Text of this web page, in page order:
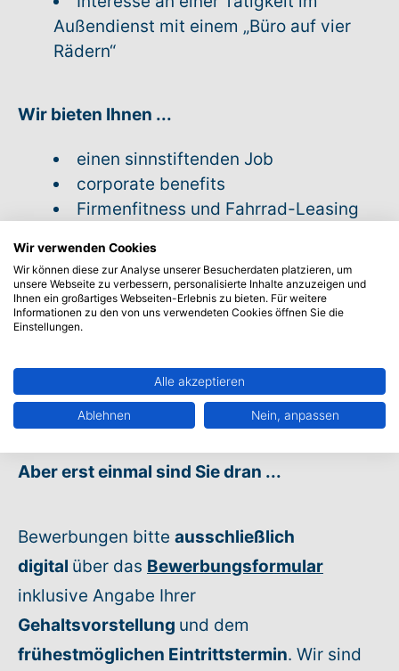
Außendienst mit einem „Büro auf vier
Rädern“
Wir bieten Ihnen ...
einen sinnstiftenden Job
corporate benefits
Firmenfitness und Fahrrad-Leasing
betriebliche Altersvorsorge
betriebliche Feiertage an Heiligabend
und Silvester
Wertschätzung, Transparenz,
eine gute Zeit zwischen Frühstück
und Feierabend!
Aber erst einmal sind Sie dran ...
Bewerbungen bitte ausschließlich
digital über das Bewerbungsformular
inklusive Angabe Ihrer
Gehaltsvorstellung und dem
frühestmöglichen Eintrittstermin. Wir sind
Wir verwenden Cookies
Wir können diese zur Analyse unserer Besucherdaten platzieren, um
unsere Webseite zu verbessern, personalisierte Inhalte anzuzeigen und
Ihnen ein großartiges Webseiten-Erlebnis zu bieten. Für weitere
Informationen zu den von uns verwendeten Cookies öffnen Sie die
Einstellungen.
Alle akzeptieren
Ablehnen Nein, anpassen